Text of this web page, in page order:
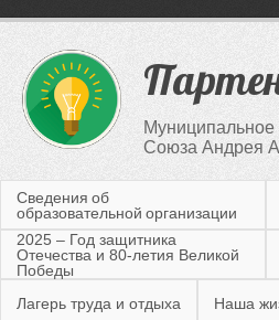
Союза Андрея
Сведения об
образовательной организации
2025 – Год защитника
Отечества и 80-летия Великой
Победы
Лагерь труда и отдыха Наша